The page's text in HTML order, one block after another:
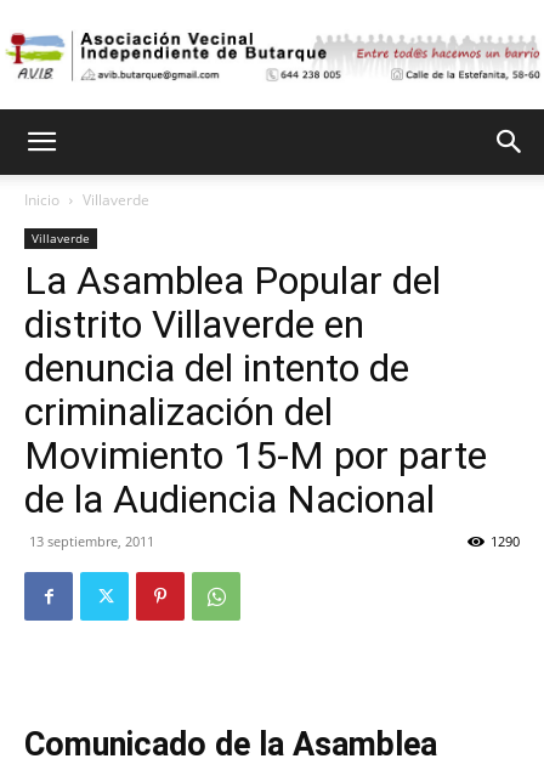
Independiente
de
Inicio Villaverde
Villaverde
La Asamblea Popular del
distrito Villaverde en
denuncia del intento de
criminalización del
Movimiento 15-M por parte
de la Audiencia Nacional
13 septiembre, 2011 1290
Comunicado de la Asamblea